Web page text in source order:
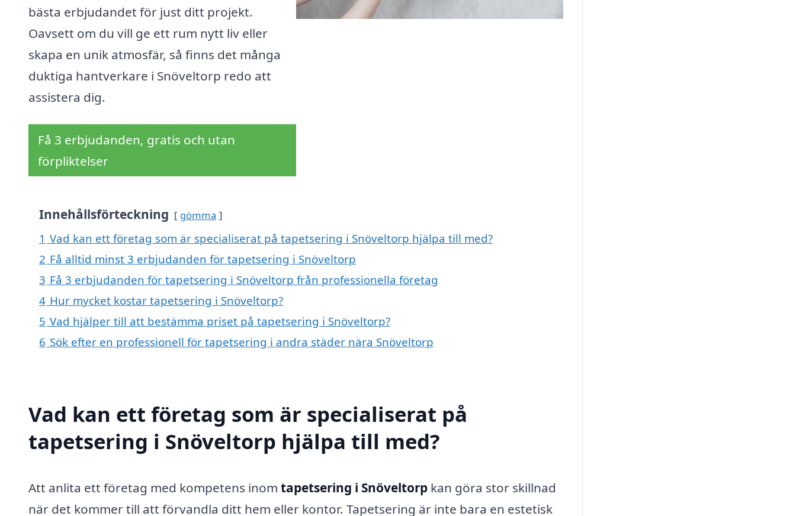
bästa erbjudandet för just ditt projekt.
Oavsett om du vill ge ett rum nytt liv eller
skapa en unik atmosfär, så finns det många
duktiga hantverkare i Snöveltorp redo att
assistera dig.
Få 3 erbjudanden, gratis och utan
förpliktelser
Innehållsförteckning gömma
1 Vad kan ett företag som är specialiserat på tapetsering i Snöveltorp hjälpa till med?
2 Få alltid minst 3 erbjudanden för tapetsering i Snöveltorp
3 Få 3 erbjudanden för tapetsering i Snöveltorp från professionella företag
4 Hur mycket kostar tapetsering i Snöveltorp?
5 Vad hjälper till att bestämma priset på tapetsering i Snöveltorp?
6 Sök efter en professionell för tapetsering i andra städer nära Snöveltorp
Vad kan ett företag som är specialiserat på
tapetsering i Snöveltorp hjälpa till med?
Att anlita ett företag med kompetens inom tapetsering i Snöveltorp kan göra stor skillnad
när det kommer till att förvandla ditt hem eller kontor. Tapetsering är inte bara en estetisk